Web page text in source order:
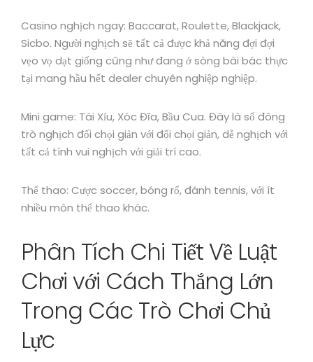
Casino nghịch ngay: Baccarat, Roulette, Blackjack,
Sicbo. Người nghịch sẽ tất cả được khả năng đợi đợi
vẹo vọ dạt giống cũng như đang ở sòng bài bác thực
tại mang hầu hết dealer chuyên nghiệp nghiệp.
Mini game: Tài Xỉu, Xóc Đĩa, Bầu Cua. Đây là số đông
trò nghịch đối chọi giản với đối chọi giản, dễ nghịch với
tất cả tính vui nghịch với giải trí cao.
Thể thao: Cược soccer, bóng rổ, đánh tennis, với ít
nhiều môn thể thao khác.
Phân Tích Chi Tiết Về Luật
Chơi với Cách Thắng Lớn
Trong Các Trò Chơi Chủ
Lực